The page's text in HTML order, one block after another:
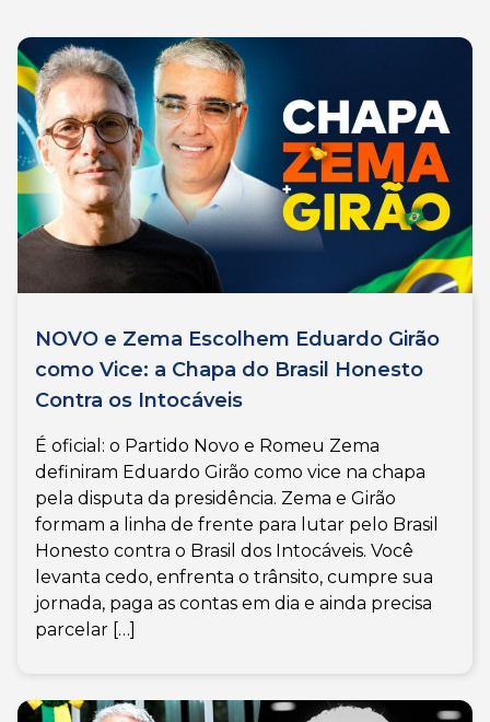
NOVO e Zema Escolhem Eduardo Girão
como Vice: a Chapa do Brasil Honesto
Contra os Intocáveis
É oficial: o Partido Novo e Romeu Zema
definiram Eduardo Girão como vice na chapa
pela disputa da presidência. Zema e Girão
formam a linha de frente para lutar pelo Brasil
Honesto contra o Brasil dos Intocáveis. Você
levanta cedo, enfrenta o trânsito, cumpre sua
jornada, paga as contas em dia e ainda precisa
parcelar […]